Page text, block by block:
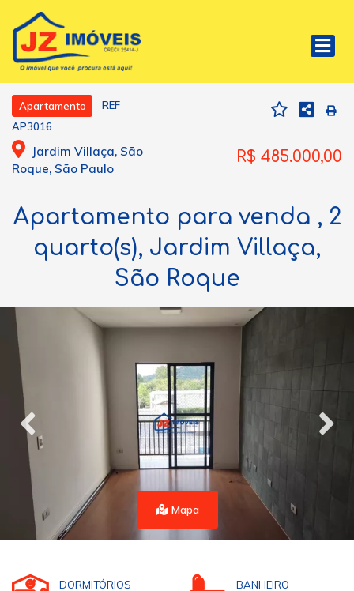
Apartamento
REF
AP3016
Jardim Villaça, São
Roque, São Paulo
R$ 485.000,00
Apartamento para venda , 2
quarto(s), Jardim Villaça,
São Roque
Mapa
DORMITÓRIOS BANHEIRO